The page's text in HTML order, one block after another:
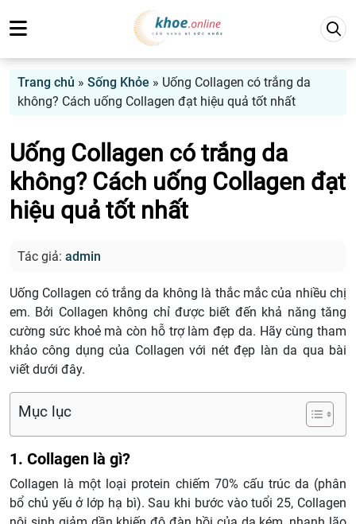
Trang chủ » Sống Khỏe » Uống Collagen có trắng da
không? Cách uống Collagen đạt hiệu quả tốt nhất
Uống Collagen có trắng da
không? Cách uống Collagen đạt
hiệu quả tốt nhất
Tác giả: admin
Uống Collagen có trắng da không là thắc mắc của nhiều chị
em. Bởi Collagen không chỉ được biết đến khả năng tăng
cường sức khoẻ mà còn hỗ trợ làm đẹp da. Hãy cùng tham
khảo công dụng của Collagen với nét đẹp làn da qua bài
viết dưới đây.
Mục lục
1. Collagen là gì?
Collagen là một loại protein chiếm 70% cấu trúc da (phân
bổ chủ yếu ở lớp hạ bì). Sau khi bước vào tuổi 25, Collagen